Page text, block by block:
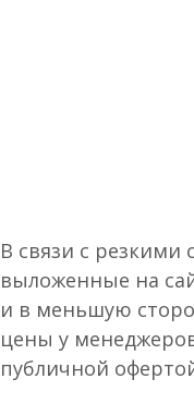
В связи с
выложенные на
и в меньшую
цены у
публичной